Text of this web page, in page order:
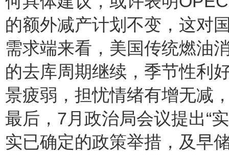
的额外减产计划不变，这对
需求端来看，美国传统燃油
的去库周期继续，季节性利
景疲弱，担忧情绪有增无减
最后，7月政治局会议提出“
实已确定的政策举措，及早